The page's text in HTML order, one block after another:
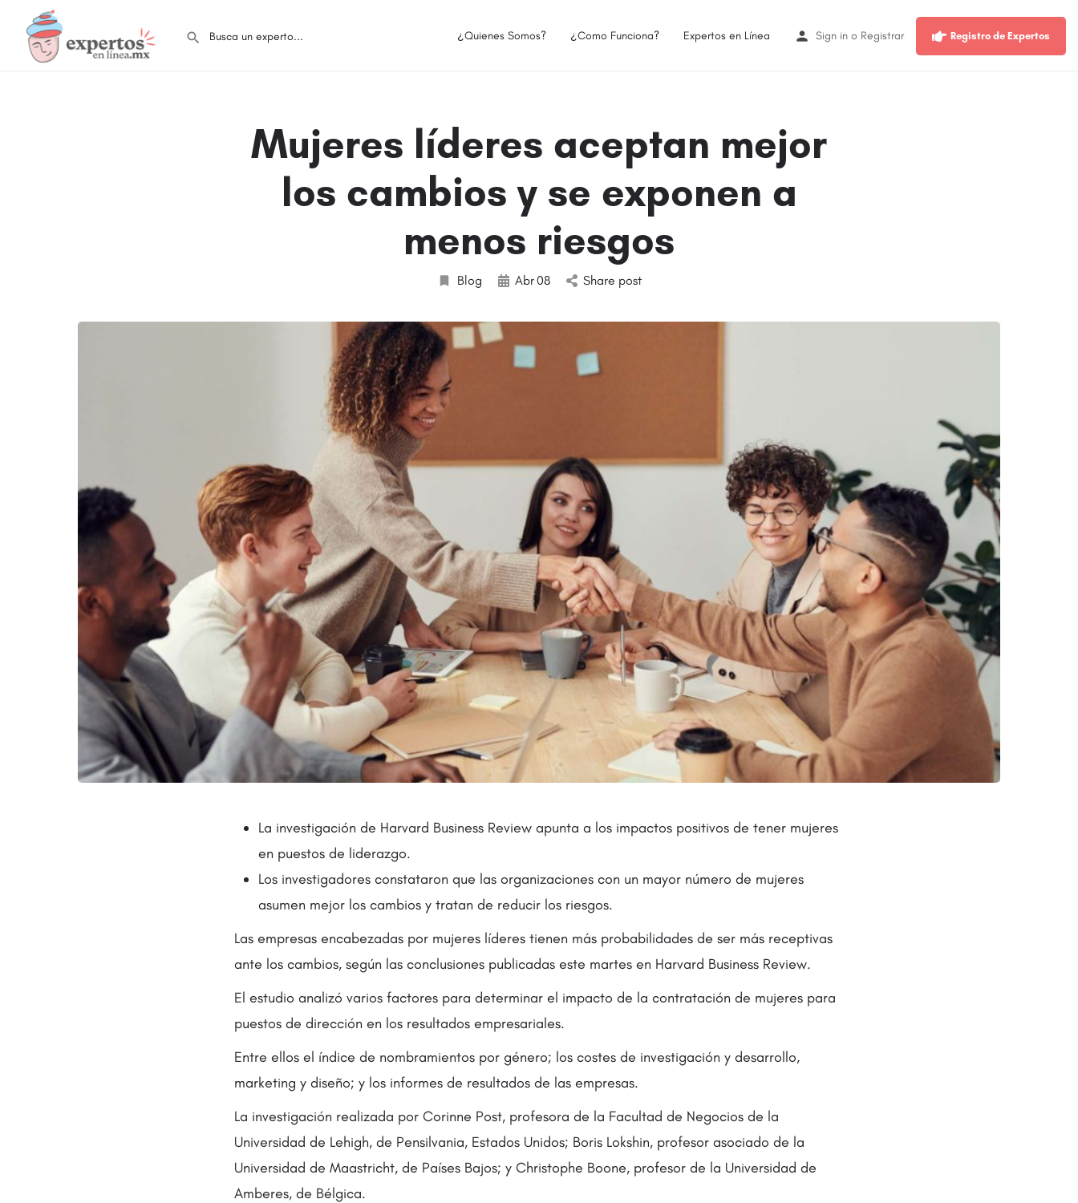
¿Quienes Somos? ¿Como Funciona? Expertos en Línea Sign in o Registrar Registro de Expertos
Mujeres líderes aceptan mejor
los cambios y se exponen a
menos riesgos
Blog Abr08 Share post
La investigación de Harvard Business Review apunta a los impactos positivos de tener mujeres
en puestos de liderazgo.
Los investigadores constataron que las organizaciones con un mayor número de mujeres
asumen mejor los cambios y tratan de reducir los riesgos.
Las empresas encabezadas por mujeres líderes tienen más probabilidades de ser más receptivas
ante los cambios, según las conclusiones publicadas este martes en Harvard Business Review.
El estudio analizó varios factores para determinar el impacto de la contratación de mujeres para
puestos de dirección en los resultados empresariales.
Entre ellos el índice de nombramientos por género; los costes de investigación y desarrollo,
marketing y diseño; y los informes de resultados de las empresas.
La investigación realizada por Corinne Post, profesora de la Facultad de Negocios de la
Universidad de Lehigh, de Pensilvania, Estados Unidos; Boris Lokshin, profesor asociado de la
Universidad de Maastricht, de Países Bajos; y Christophe Boone, profesor de la Universidad de
Amberes, de Bélgica.